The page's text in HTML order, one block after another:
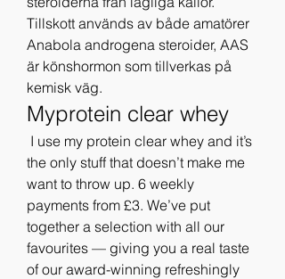
Tillskott används av både amatörer
Anabola androgena steroider, AAS
är könshormon som tillverkas på
kemisk väg.
Myprotein clear whey
the only stuff that doesn’t make me
want to throw up. 6 weekly
payments from £3. We’ve put
together a selection with all our
favourites — giving you a real taste
of our award-winning refreshingly